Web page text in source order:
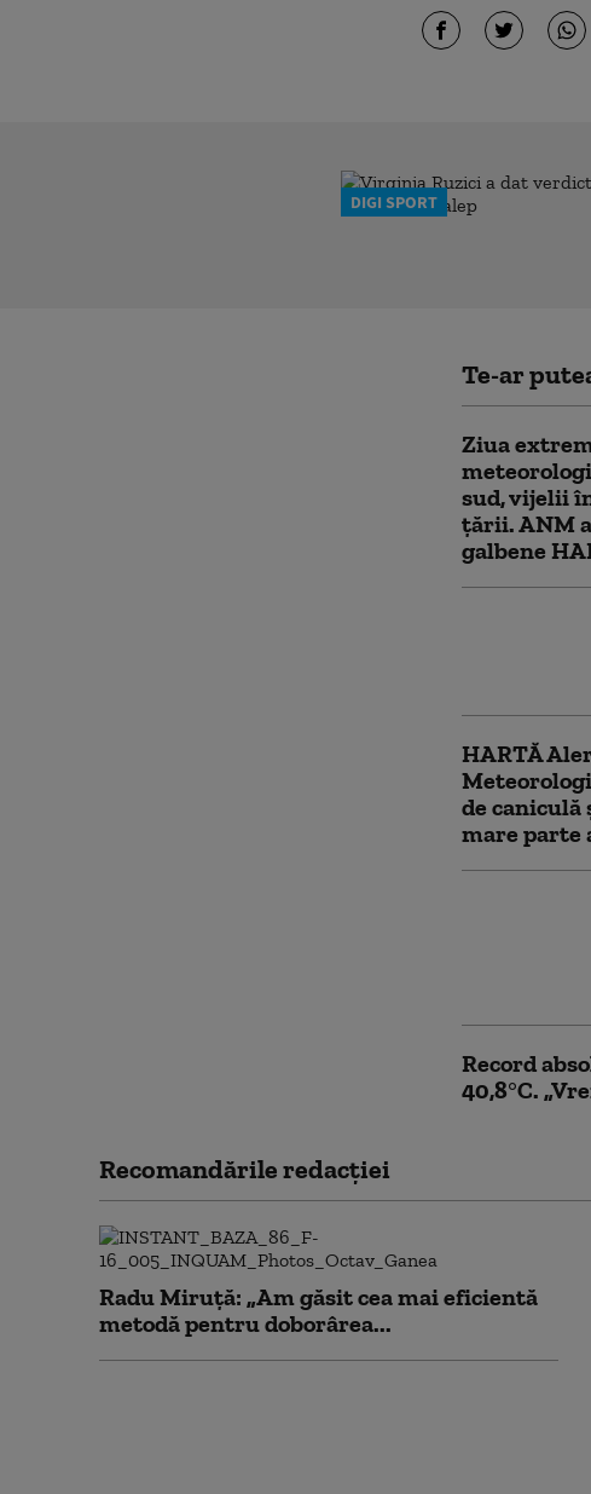
DIGI SPORT
Te-ar
Ziua
sud, vijelii
țării. ANM
galbene
HARTĂ
de
mare parte
Record
40,8°C.
Recomandările redacţiei
Radu Miruță: „Am găsit cea mai eficientă
metodă pentru doborârea...